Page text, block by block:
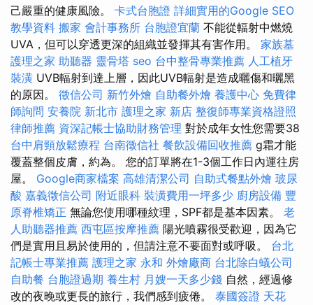
己嚴重的健康風險。 卡式台胞證 詳細實用的Google SEO
教學資料 搬家 會計事務所 台胞證宜蘭 不能從輻射中燃燒
UVA，但可以穿透更深的組織並發揮其有害作用。 家族墓
護理之家 助聽器 靈骨塔 seo 台中整骨專業推薦 人工植牙
裝潢 UVB輻射到達上層，因此UVB輻射是造成曬傷和曬黑
的原因。 徵信公司 新竹外燴 自助餐外燴 養護中心 免費律
師詢問 安養院 新北市 護理之家 新店 整復師專業資格證照
律師推薦 資深記帳士協助財務管理 對於成年女性您需要38
台中肩頸放鬆療程 台南徵信社 餐飲設備回收推薦 g霜才能
覆蓋整個皮膚，約為。 您的訂單將在1-3個工作日內運往房
屋。 Google商家檔案 高雄清潔公司 自助式餐點外燴 玻尿
酸 嘉義徵信公司 附近眼科 裝潢費用一坪多少 廚房設備 豐
原脊椎矯正 無論您使用哪種紋理，SPF都是基本因素。 老
人助聽器推薦 西屯區按摩推薦 陽光噴霧很受歡迎，因為它
們是實用且易於使用的，但請注意不要面對或呼吸。 台北
記帳士專業推薦 護理之家 永和 外燴廠商 台北除白蟻公司
自助餐 台胞證過期 養生村 月嫂一天多少錢 自然，經過修
改的夜晚或更長的旅行，我們感到疲倦。 泰國簽證 天花